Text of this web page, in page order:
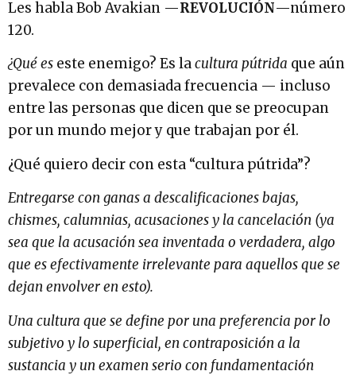
Les habla Bob Avakian —REVOLUCIÓN—número
120.
¿Qué es este enemigo? Es lacultura pútrida que aún
prevalece con demasiada frecuencia — incluso
entre las personas que dicen que se preocupan
por un mundo mejor y que trabajan por él.
¿Qué quiero decir con esta “cultura pútrida”?
Entregarse con ganas a descalificaciones bajas,
chismes, calumnias, acusaciones y la cancelación (ya
sea que la acusación sea inventada o verdadera, algo
que es efectivamente irrelevante para aquellos que se
dejan envolver en esto).
Una cultura que se define por una preferencia por lo
subjetivo y lo superficial, en contraposición a la
sustancia y un examen serio con fundamentación